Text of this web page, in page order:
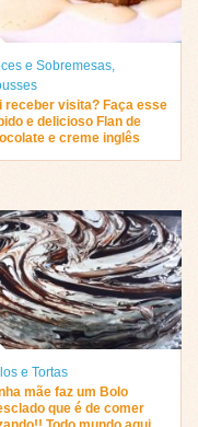
e Sobremesas,
receber visita? Faça esse
e delicioso Flan de
e creme inglês
e Tortas
mãe faz um Bolo
que é de comer